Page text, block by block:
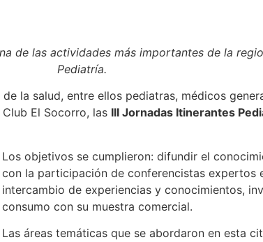
de las actividades más importantes de la
Pediatría.
la salud, entre ellos pediatras, médicos
El Socorro, las III Jornadas Itinerantes
Los objetivos se cumplieron: difundir el
con la participación de conferencistas expertos
intercambio de experiencias y conocimientos,
consumo con su muestra comercial.
Las áreas temáticas que se abordaron en esta